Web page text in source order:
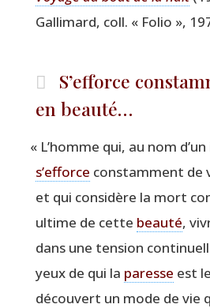
Gal­li­mard, coll. « Folio »,
S’efforce
en beauté…
« L’homme qui, au nom
s’efforce constam­ment de
et qui consi­dère la mort
ultime de cette beau­té,
dans une ten­sion
yeux de qui la paresse est
décou­vert un mode de vie